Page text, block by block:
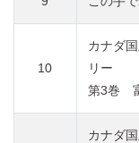
10
カナダ
リー
第3巻
カナダ